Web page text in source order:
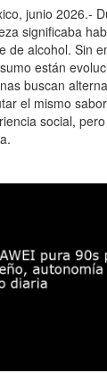
junio 2026.-
significaba
de alcohol. Sin
están
buscan
el mismo
social,